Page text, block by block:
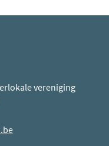
vereniging